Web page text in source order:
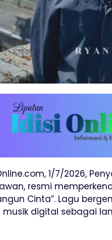
1/7/2026,
resmi
Cinta”. Lagu
digital sebagai